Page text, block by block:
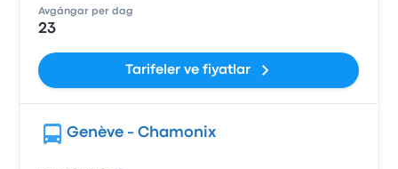
Avgångar per dag
23
Tarifeler ve fiyatlar
Genève - Chamonix